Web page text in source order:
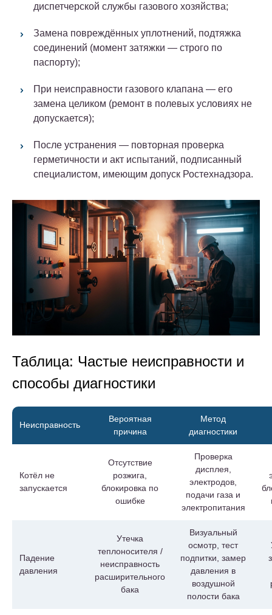
диспетчерской службы газового хозяйства;
Замена повреждённых уплотнений, подтяжка
соединений (момент затяжки — строго по
паспорту);
При неисправности газового клапана — его
замена целиком (ремонт в полевых условиях не
допускается);
После устранения — повторная проверка
герметичности и акт испытаний, подписанный
специалистом, имеющим допуск Ростехнадзора.
Таблица: Частые неисправности и
способы диагностики
Неисправность
Вероятная
причина
Метод
диагностики
Котёл не
запускается
Отсутствие
розжига,
блокировка по
ошибке
Проверка
дисплея,
электродов,
подачи газа и
электропитания
Падение
давления
Утечка
теплоносителя /
неисправность
расширительного
бака
Визуальный
осмотр, тест
подпитки, замер
давления в
воздушной
полости бака